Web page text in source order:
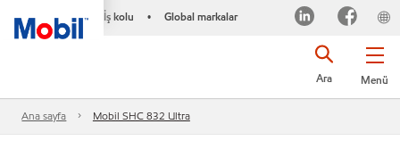
İş kolu • Global markalar
Menü
Ara
Ana sayfa Mobil SHC 832 Ultra